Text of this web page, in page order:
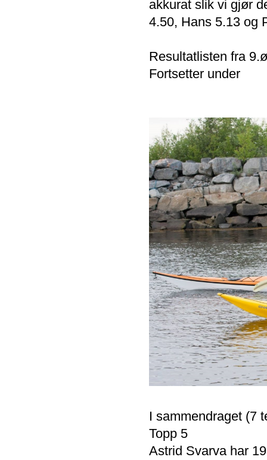
akkurat slik vi gjør
4.50, Hans 5.13 og
Resultatlisten fra
Fortsetter under
I sammendraget (7
Topp 5
Astrid Svarva har